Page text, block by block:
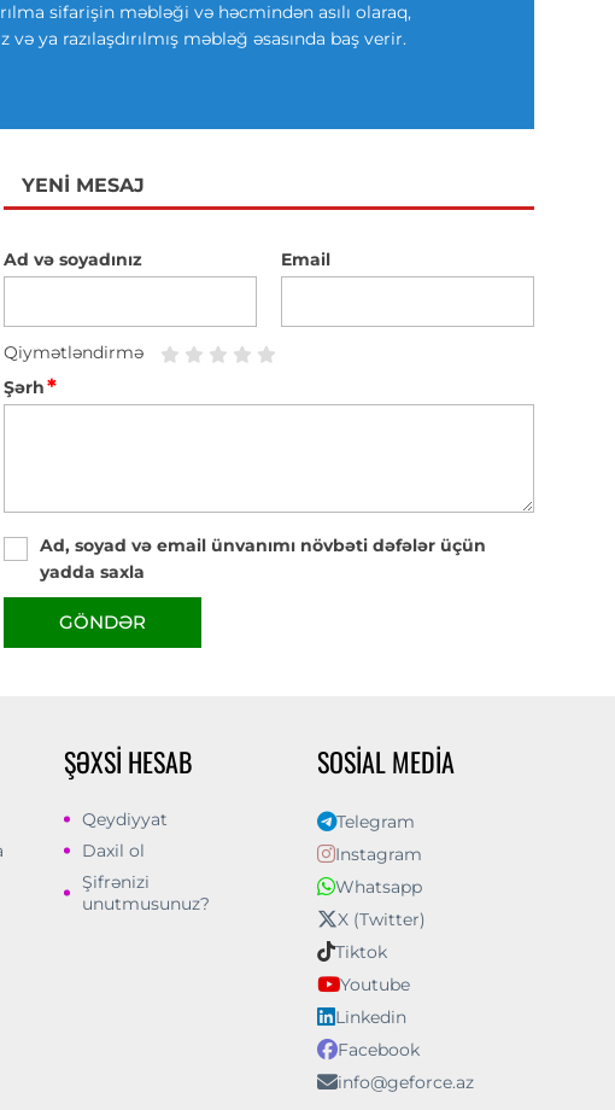
sifarişin məbləği və həcmindən asılı olaraq,
və ya razılaşdırılmış məbləğ əsasında baş verir.
YENI MESAJ
Ad və soyadınız Email
Qiymətləndirmə
Şərh*
Ad, soyad və email ünvanımı növbəti dəfələr üçün
yadda saxla
GÖNDƏR
ŞƏXSI HESAB
Qeydiyyat
Daxil ol
Şifrənizi
unutmusunuz?
SOSIAL MEDIA
Telegram
Instagram
Whatsapp
X (Twitter)
Tiktok
Youtube
Linkedin
Facebook
info@geforce.az